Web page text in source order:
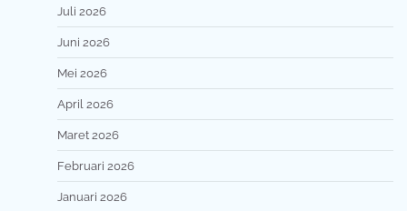
Juli 2026
Juni 2026
Mei 2026
April 2026
Maret 2026
Februari 2026
Januari 2026